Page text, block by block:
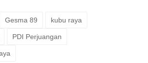
Gesma 89 kubu raya
PDI Perjuangan